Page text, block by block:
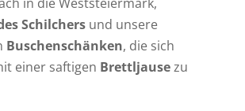
in die Weststeiermark,
Schilchersund unsere
Buschenschänken, die sich
einer saftigen Brettljausezu